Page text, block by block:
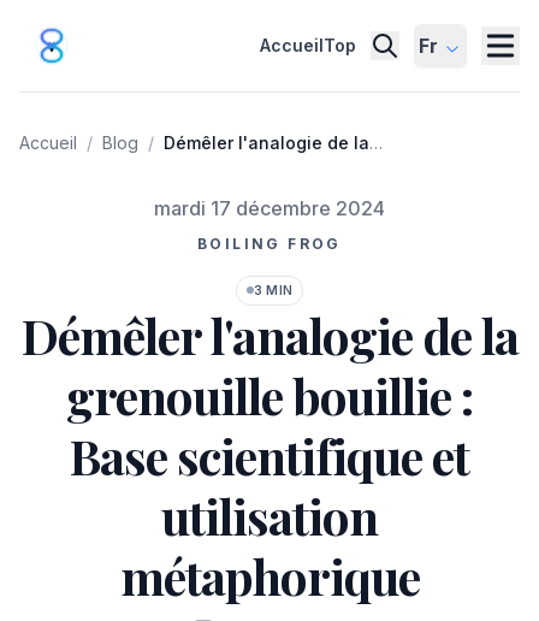
AccueilTop Fr
Accueil / Blog / Démêler l'analogie de la
métaphorique
Publié le
mardi 17 décembre 2024
BOILING FROG
3 MIN
Démêler l'analogie de la
grenouille bouillie :
Base scientifique et
utilisation
métaphorique